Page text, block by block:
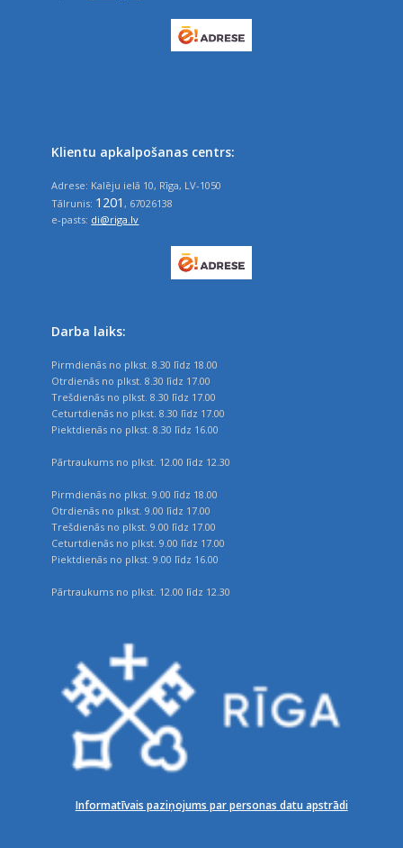
Klientu apkalpošanas centrs:
Adrese: Kalēju ielā 10, Rīga, LV-1050
Tālrunis: 1201, 67026138
e-pasts: di@riga.lv
Darba laiks:
Pirmdienās no plkst. 8.30 līdz 18.00
Otrdienās no plkst. 8.30 līdz 17.00
Trešdienās no plkst. 8.30 līdz 17.00
Ceturtdienās no plkst. 8.30 līdz 17.00
Piektdienās no plkst. 8.30 līdz 16.00
Pārtraukums no plkst. 12.00 līdz 12.30
Pirmdienās no plkst. 9.00 līdz 18.00
Otrdienās no plkst. 9.00 līdz 17.00
Trešdienās no plkst. 9.00 līdz 17.00
Ceturtdienās no plkst. 9.00 līdz 17.00
Piektdienās no plkst. 9.00 līdz 16.00
Pārtraukums no plkst. 12.00 līdz 12.30
Informatīvais paziņojums par personas datu apstrādi